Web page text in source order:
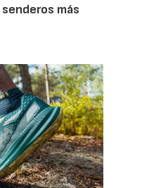
más